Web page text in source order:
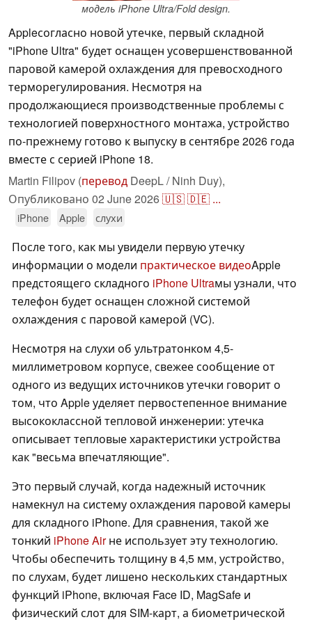
модель iPhone Ultra/Fold design.
Appleсогласно новой утечке, первый складной
"iPhone Ultra" будет оснащен усовершенствованной
паровой камерой охлаждения для превосходного
терморегулирования. Несмотря на
продолжающиеся производственные проблемы с
технологией поверхностного монтажа, устройство
по-прежнему готово к выпуску в сентябре 2026 года
вместе с серией iPhone 18.
Martin Filipov (перевод DeepL / Ninh Duy),
Опубликовано 02 June 2026🇺🇸🇩🇪 ...
iPhone Apple слухи
После того, как мы увидели первую утечку
информации о модели практическое видеоApple
предстоящего складного iPhone Ultraмы узнали, что
телефон будет оснащен сложной системой
охлаждения с паровой камерой (VC).
Несмотря на слухи об ультратонком 4,5-
миллиметровом корпусе, свежее сообщение от
одного из ведущих источников утечки говорит о
том, что Apple уделяет первостепенное внимание
высококлассной тепловой инженерии: утечка
описывает тепловые характеристики устройства
как "весьма впечатляющие".
Это первый случай, когда надежный источник
намекнул на систему охлаждения паровой камеры
для складного iPhone. Для сравнения, такой же
тонкий iPhone Airне использует эту технологию.
Чтобы обеспечить толщину в 4,5 мм, устройство,
по слухам, будет лишено нескольких стандартных
функций iPhone, включая Face ID, MagSafe и
физический слот для SIM-карт, а биометрической